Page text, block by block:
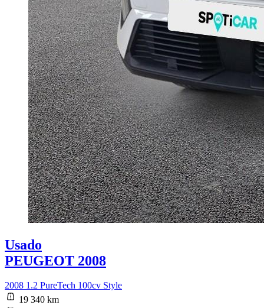
Usado
PEUGEOT 2008
2008 1.2 PureTech 100cv Style
19 340 km